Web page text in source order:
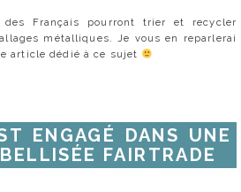
des Français pourront trier et recycler
métalliques. Je vous en reparlerai
article dédié à ce sujet
ENGAGÉ DANS UNE
FAIRTRADE